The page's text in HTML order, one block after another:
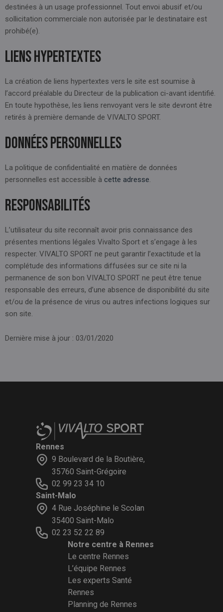
destinées à un usage professionnel. Tout envoi abusif et/ou
sollicitation commerciale non autorisée par le destinataire est
prohibé(e).
Liens hypertextes
La création de liens hypertextes vers le site est soumise à
l’accord préalable du Directeur de la publication ci-avant identifié.
En toute hypothèse, les liens renvoyant vers le site devront être
retirés à première demande de VIVALTO SPORT.
Données personnelles
La politique de confidentialité en matière de données
personnelles est accessible à cette adresse.
Responsabilités
L’utilisateur du site reconnaît avoir pris connaissance des
présentes mentions légales Vivalto Sport et s’engage à les
respecter. VIVALTO SPORT ne peut garantir l’exactitude et la
complétude des informations diffusées sur ce site ni la
permanence de son bon VIVALTO SPORT ne peut être tenue
responsable des erreurs, d’une absence de disponibilité du site
et/ou de la présence de virus ou autres infections logiques sur
son site.
Dernière mise à jour : 03/01/2020
Rennes
9 Boulevard de la Boutière,
35760 Saint-Grégoire
02 99 23 34 10
Saint-Malo
4 Rue Joséphine le Scolan
35400 Saint-Malo
02 23 52 22 89
Notre centre à Rennes
Le centre Rennes
L’équipe Rennes
Les experts Santé
Rennes
Planning de Rennes